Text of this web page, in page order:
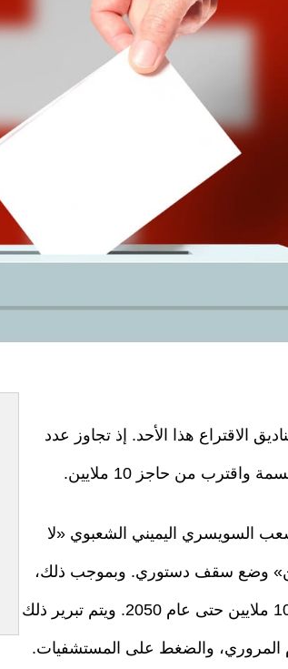
الاقتراع هذا الأحد. إذ تجاوز عدد
السويسري اليميني الشعبوي «لا
ذات 10 ملايين» وضع سقف دستوري. وبموجب ذلك،
لن يتجاوز عدد السكان 10 ملايين حتى عام 2050. ويتم تبرير ذلك
المروري، والضغط على المستشفيات.